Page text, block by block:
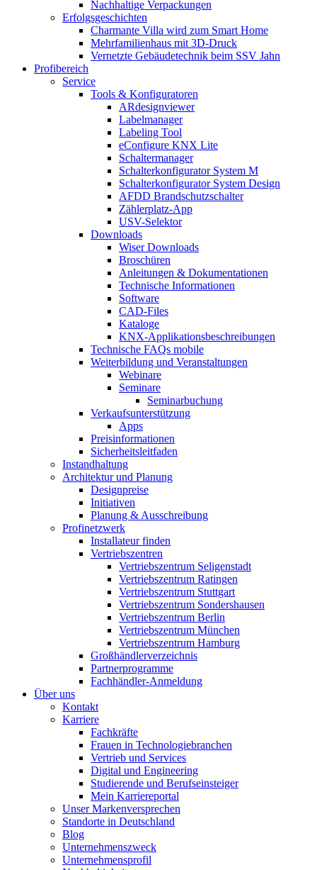
Nachhaltige Verpackungen
Erfolgsgeschichten
Charmante Villa wird zum Smart Home
Mehrfamilienhaus mit 3D-Druck
Vernetzte Gebäudetechnik beim SSV Jahn
Profibereich
Service
Tools & Konfiguratoren
ARdesignviewer
Labelmanager
Labeling Tool
eConfigure KNX Lite
Schaltermanager
Schalterkonfigurator System M
Schalterkonfigurator System Design
AFDD Brandschutzschalter
Zählerplatz-App
USV-Selektor
Downloads
Wiser Downloads
Broschüren
Anleitungen & Dokumentationen
Technische Informationen
Software
CAD-Files
Kataloge
KNX-Applikationsbeschreibungen
Technische FAQs mobile
Weiterbildung und Veranstaltungen
Webinare
Seminare
Seminarbuchung
Verkaufsunterstützung
Apps
Preisinformationen
Sicherheitsleitfaden
Instandhaltung
Architektur und Planung
Designpreise
Initiativen
Planung & Ausschreibung
Profinetzwerk
Installateur finden
Vertriebszentren
Vertriebszentrum Seligenstadt
Vertriebszentrum Ratingen
Vertriebszentrum Stuttgart
Vertriebszentrum Sondershausen
Vertriebszentrum Berlin
Vertriebszentrum München
Vertriebszentrum Hamburg
Großhändlerverzeichnis
Partnerprogramme
Fachhändler-Anmeldung
Über uns
Kontakt
Karriere
Fachkräfte
Frauen in Technologiebranchen
Vertrieb und Services
Digital und Engineering
Studierende und Berufseinsteiger
Mein Karriereportal
Unser Markenversprechen
Standorte in Deutschland
Blog
Unternehmenszweck
Unternehmensprofil